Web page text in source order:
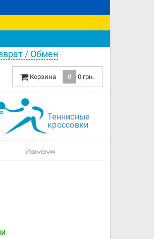
/ Обмен
Корзина 0 0 грн.
Теннисные
кроссовки